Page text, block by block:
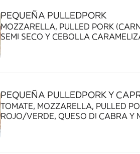
PEQUEÑA PULLEDPORK
MOZZARELLA, PULLED PORK
SEMI SECO Y CEBOLLA
PEQUEÑA PULLEDPORK Y
TOMATE, MOZZARELLA, PULLED
ROJO/VERDE, QUESO DI CABRA Y